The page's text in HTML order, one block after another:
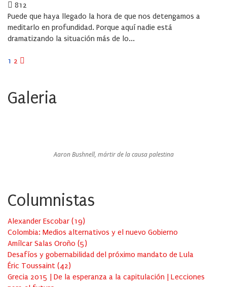
812
Puede que haya llegado la hora de que nos detengamos a
meditarlo en profundidad. Porque aquí nadie está
dramatizando la situación más de lo...
Pagination
publications
1 2
Galeria
Aaron Bushnell, mártir de la causa palestina
Columnistas
Alexander Escobar (19)
Colombia: Medios alternativos y el nuevo Gobierno
Amílcar Salas Oroño (5)
Desafíos y gobernabilidad del próximo mandato de Lula
Éric Toussaint (42)
Grecia 2015 | De la esperanza a la capitulación | Lecciones